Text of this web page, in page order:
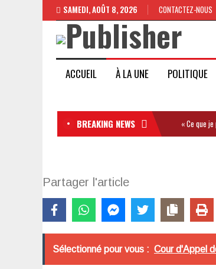
SAMEDI, AOÛT 8, 2026 CONTACTEZ-NOUS
ACCUEIL À LA UNE POLITIQUE
BREAKING NEWS « Ce que
Partager l'article
Sélectionné pour vous : Cour d'Appel